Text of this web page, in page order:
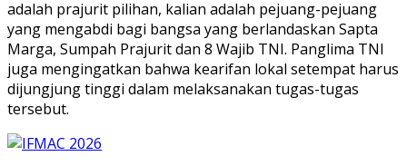
adalah prajurit pilihan, kalian adalah pejuang-pejuang
yang mengabdi bagi bangsa yang berlandaskan Sapta
Marga, Sumpah Prajurit dan 8 Wajib TNI. Panglima TNI
juga mengingatkan bahwa kearifan lokal setempat harus
dijungjung tinggi dalam melaksanakan tugas-tugas
tersebut.